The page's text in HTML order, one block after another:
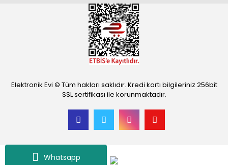
Whatsapp
Elektronik Evi © Tüm hakları saklıdır. Kredi kartı bilgileriniz 256bit
SSL sertifikası ile korunmaktadır.